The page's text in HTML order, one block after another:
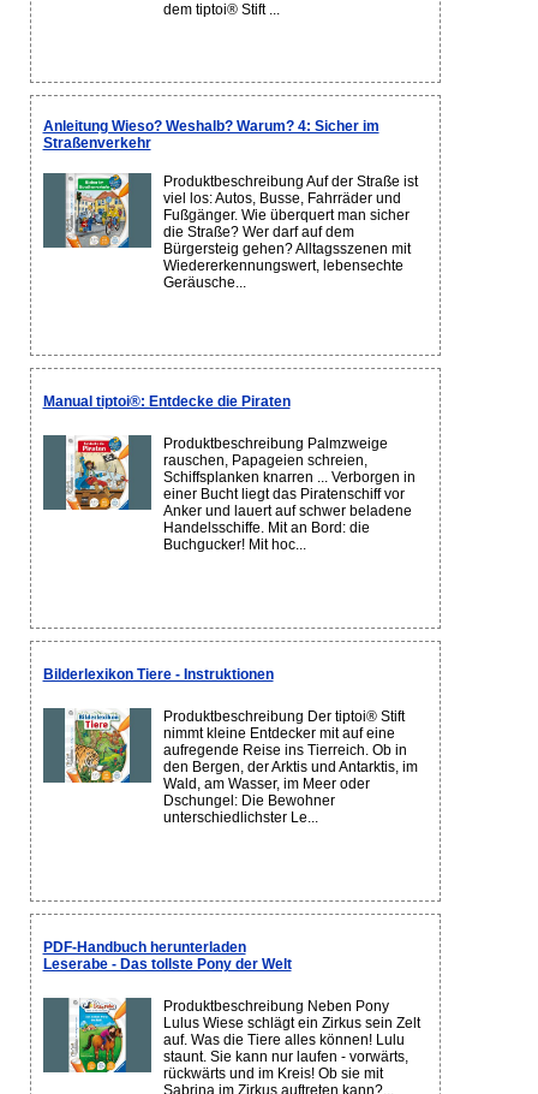
dem tiptoi® Stift ...
Anleitung Wieso? Weshalb? Warum? 4: Sicher im
Straßenverkehr
Produktbeschreibung Auf der Straße ist
viel los: Autos, Busse, Fahrräder und
Fußgänger. Wie überquert man sicher
die Straße? Wer darf auf dem
Bürgersteig gehen? Alltagsszenen mit
Wiedererkennungswert, lebensechte
Geräusche...
Manual tiptoi®: Entdecke die Piraten
Produktbeschreibung Palmzweige
rauschen, Papageien schreien,
Schiffsplanken knarren ... Verborgen in
einer Bucht liegt das Piratenschiff vor
Anker und lauert auf schwer beladene
Handelsschiffe. Mit an Bord: die
Buchgucker! Mit hoc...
Bilderlexikon Tiere - Instruktionen
Produktbeschreibung Der tiptoi® Stift
nimmt kleine Entdecker mit auf eine
aufregende Reise ins Tierreich. Ob in
den Bergen, der Arktis und Antarktis, im
Wald, am Wasser, im Meer oder
Dschungel: Die Bewohner
unterschiedlichster Le...
PDF-Handbuch herunterladen
Leserabe - Das tollste Pony der Welt
Produktbeschreibung Neben Pony
Lulus Wiese schlägt ein Zirkus sein Zelt
auf. Was die Tiere alles können! Lulu
staunt. Sie kann nur laufen - vorwärts,
rückwärts und im Kreis! Ob sie mit
Sabrina im Zirkus auftreten kann?...